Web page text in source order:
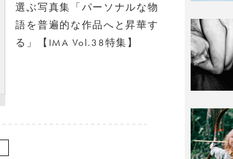
選ぶ写真集「パーソナルな物
語を普遍的な作品へと昇華す
る」【IMA Vol.38特集】